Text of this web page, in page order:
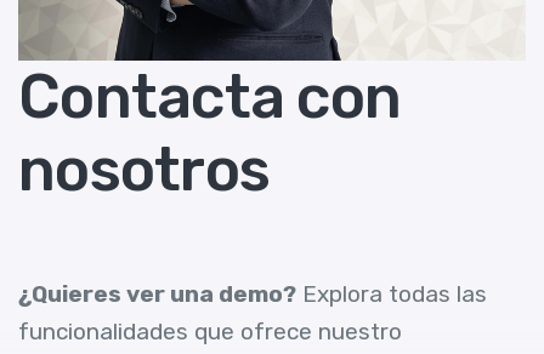
Contacta con
nosotros
¿Quieres ver una demo? Explora todas las
funcionalidades que ofrece nuestro